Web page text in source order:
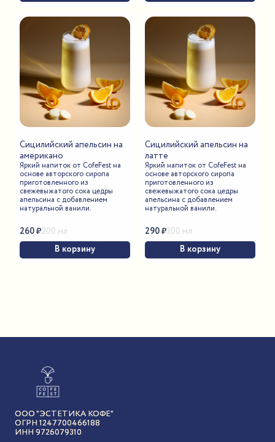
Сицилийский апельсин на
американо
Яркий напиток от CofeFest на
основе авторского сиропа
приготовленного из
свежевыжатого сока цедры
апельсина с добавлением
натуральной ванили.
260₽200 мл
В корзину
Сицилийский апельсин на
латте
Яркий напиток от CofeFest на
основе авторского сиропа
приготовленного из
свежевыжатого сока цедры
апельсина с добавлением
натуральной ванили.
290₽300 мл
В корзину
ООО "ЭСТЕТИКА КОФЕ"
ОГРН 1247700466188
ИНН 9726079310